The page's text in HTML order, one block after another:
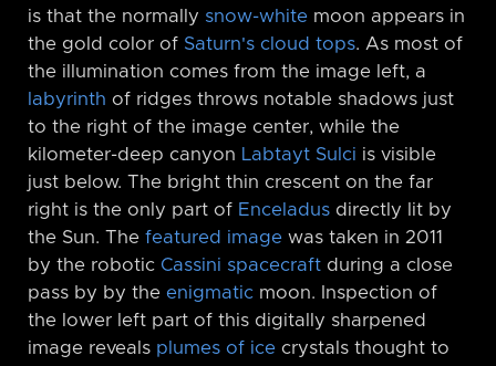
is that the normally snow-white moon appears in
the gold color of Saturn's cloud tops. As most of
the illumination comes from the image left, a
labyrinth of ridges throws notable shadows just
to the right of the image center, while the
kilometer-deep canyon Labtayt Sulci is visible
just below. The bright thin crescent on the far
right is the only part of Enceladus directly lit by
the Sun. The featured image was taken in 2011
by the robotic Cassini spacecraft during a close
pass by by the enigmatic moon. Inspection of
the lower left part of this digitally sharpened
image reveals plumes of ice crystals thought to